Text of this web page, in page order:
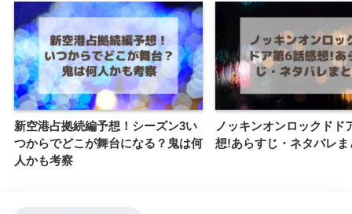
新空港占拠続編予想！シーズン3い
つからでどこが舞台になる？鬼は何
人かも考察
ノッキンオンロックドド
想!あらすじ・ネタバレま